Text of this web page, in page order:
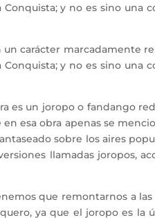
y no es sino una
carácter marcadamente
y no es sino una
un joropo o fandango
esa obra apenas se
sobre los aires
llamadas joropos,
que remontarnos a
ya que el joropo es